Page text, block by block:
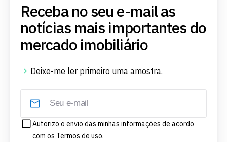
Receba no seu e-mail as
notícias mais importantes do
mercado imobiliário
Deixe-me ler primeiro uma amostra.
Autorizo o envio das minhas informações de acordo
com os Termos de uso.